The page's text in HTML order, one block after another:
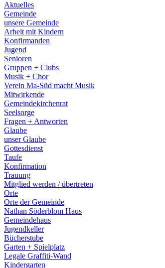
Aktuelles
Gemeinde
unsere Gemeinde
Arbeit mit Kindern
Konfirmanden
Jugend
Senioren
Gruppen + Clubs
Musik + Chor
Verein Ma-Süd macht Musik
Mitwirkende
Gemeindekirchenrat
Seelsorge
Fragen + Antworten
Glaube
unser Glaube
Gottesdienst
Taufe
Konfirmation
Trauung
Mitglied werden / übertreten
Orte
Orte der Gemeinde
Nathan Söderblom Haus
Gemeindehaus
Jugendkeller
Bücherstube
Garten + Spielplatz
Legale Graffiti-Wand
Kindergarten